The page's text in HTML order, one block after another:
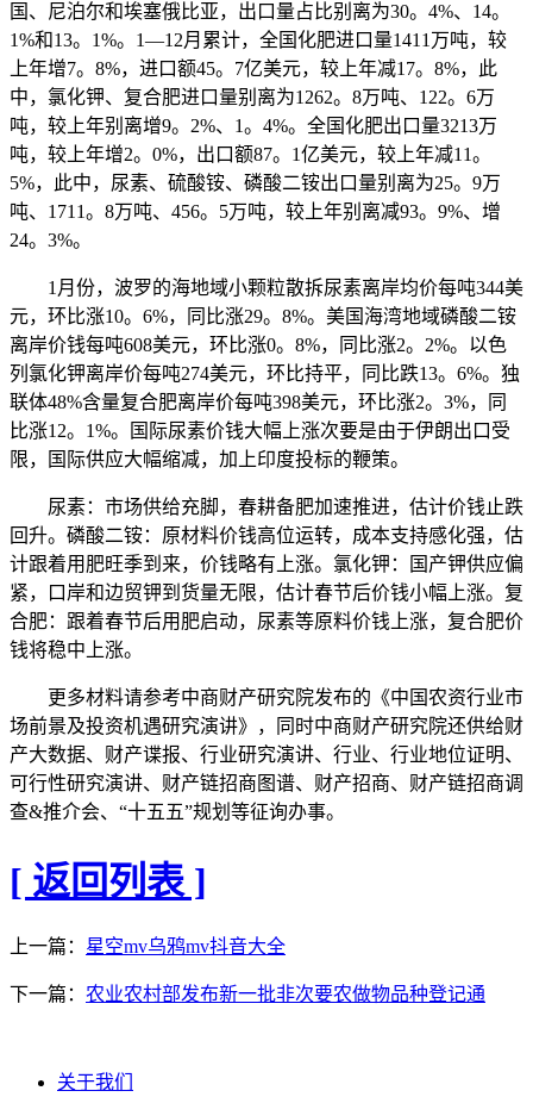
国、尼泊尔和埃塞俄比亚，出口量占比别离为30。4%、14。
1%和13。1%。1—12月累计，全国化肥进口量1411万吨，较
上年增7。8%，进口额45。7亿美元，较上年减17。8%，此
中，氯化钾、复合肥进口量别离为1262。8万吨、122。6万
吨，较上年别离增9。2%、1。4%。全国化肥出口量3213万
吨，较上年增2。0%，出口额87。1亿美元，较上年减11。
5%，此中，尿素、硫酸铵、磷酸二铵出口量别离为25。9万
吨、1711。8万吨、456。5万吨，较上年别离减93。9%、增
24。3%。
1月份，波罗的海地域小颗粒散拆尿素离岸均价每吨344美
元，环比涨10。6%，同比涨29。8%。美国海湾地域磷酸二铵
离岸价钱每吨608美元，环比涨0。8%，同比涨2。2%。以色
列氯化钾离岸价每吨274美元，环比持平，同比跌13。6%。独
联体48%含量复合肥离岸价每吨398美元，环比涨2。3%，同
比涨12。1%。国际尿素价钱大幅上涨次要是由于伊朗出口受
限，国际供应大幅缩减，加上印度投标的鞭策。
尿素：市场供给充脚，春耕备肥加速推进，估计价钱止跌
回升。磷酸二铵：原材料价钱高位运转，成本支持感化强，估
计跟着用肥旺季到来，价钱略有上涨。氯化钾：国产钾供应偏
紧，口岸和边贸钾到货量无限，估计春节后价钱小幅上涨。复
合肥：跟着春节后用肥启动，尿素等原料价钱上涨，复合肥价
钱将稳中上涨。
更多材料请参考中商财产研究院发布的《中国农资行业市
场前景及投资机遇研究演讲》，同时中商财产研究院还供给财
产大数据、财产谍报、行业研究演讲、行业、行业地位证明、
可行性研究演讲、财产链招商图谱、财产招商、财产链招商调
查&推介会、“十五五”规划等征询办事。
[ 返回列表 ]
上一篇： 星空mv乌鸦mv抖音大全
下一篇： 农业农村部发布新一批非次要农做物品种登记通
关于我们